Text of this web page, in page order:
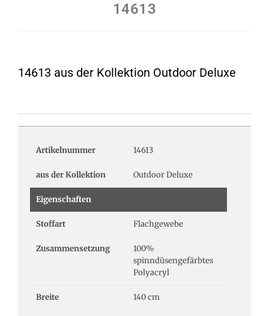
14613
14613 aus der Kollektion Outdoor Deluxe
Artikelnummer 14613
aus der Kollektion Outdoor Deluxe
Eigenschaften
Stoffart Flachgewebe
Zusammensetzung
100%
spinndüsengefärbtes
Polyacryl
Breite 140 cm